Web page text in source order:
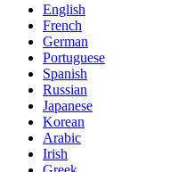
English
French
German
Portuguese
Spanish
Russian
Japanese
Korean
Arabic
Irish